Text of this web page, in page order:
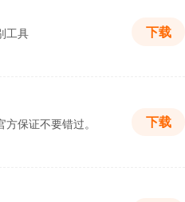
工具
下载
保证不要错过。
下载